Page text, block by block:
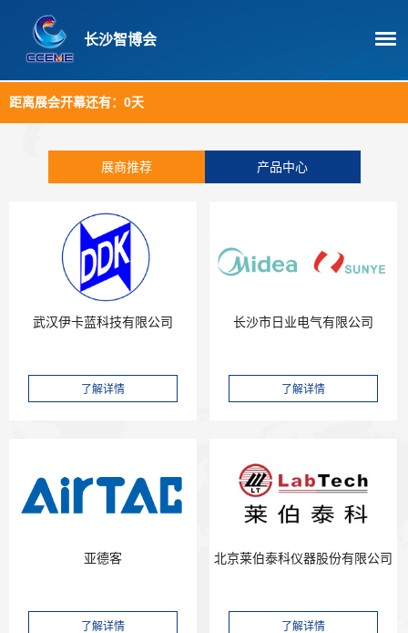
长沙智博会
距离展会开幕还有： 0天
展商推荐 产品中心
武汉伊卡蓝科技有限公司 长沙市日业电气有限公司
亚德客 北京莱伯泰科仪器股份有限公司